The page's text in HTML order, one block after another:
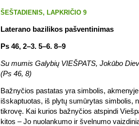
ŠEŠTADIENIS, LAPKRIČIO 9
Laterano bazilikos pašventinimas
Ps 46, 2–3. 5–6. 8–9
Su mumis Galybių VIEŠPATS, Jokūbo
(Ps 46, 8)
Bažnyčios pastatas yra simbolis,
išskaptuotas, iš plytų sumūrytas simbolis,
tikrovę. Kai kurios bažnyčios atspindi
kitos – Jo nuolankumo ir švelnumo